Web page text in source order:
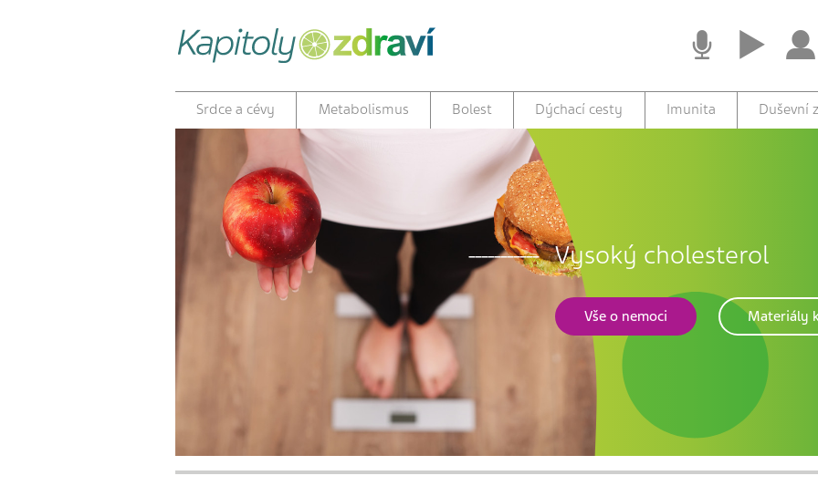
Srdce a cévy Metabolismus Bolest Dýchací cesty Imunita Duševní
Vysoký cholesterol
Vše o nemoci Materiály